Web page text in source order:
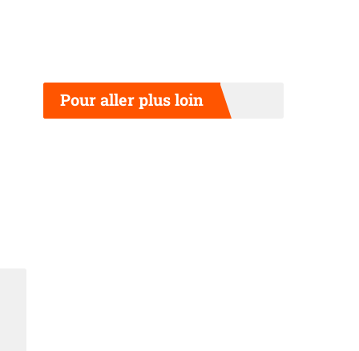
Pour aller plus loin